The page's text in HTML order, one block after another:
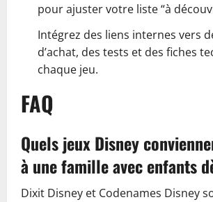
pour ajuster votre liste “à
Intégrez des liens internes vers
d’achat, des tests et des fiches
chaque jeu.
FAQ
Quels jeux Disney
à une famille avec enfants
Dixit Disney et Codenames Disney